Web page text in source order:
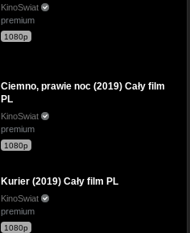
KinoSwiat
premium
1080p
Ciemno, prawie noc (2019) Cały film
PL
KinoSwiat
premium
1080p
Kurier (2019) Cały film PL
KinoSwiat
premium
1080p